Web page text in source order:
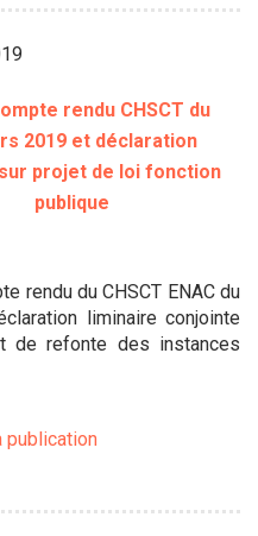
rendu CHSCT du
2019 et déclaration
projet de loi fonction
publique
rendu du CHSCT ENAC du
liminaire conjointe
de refonte des instances
publication